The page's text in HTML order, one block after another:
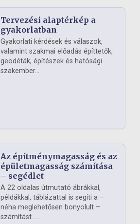
Tervezési alaptérkép a
gyakorlatban
Gyakorlati kérdések és válaszok,
valamint szakmai előadás építtetők,
geodéták, építészek és hatósági
szakember...
Az építménymagasság és az
épületmagasság számítása
– segédlet
A 22 oldalas útmutató ábrákkal,
példákkal, táblázattal is segíti a –
néha meglehetősen bonyolult –
számítást. ...